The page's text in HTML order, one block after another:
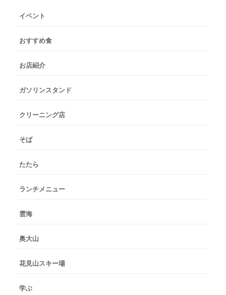
イベント
おすすめ食
お店紹介
ガソリンスタンド
クリーニング店
そば
たたら
ランチメニュー
雲海
奥大山
花見山スキー場
学ぶ